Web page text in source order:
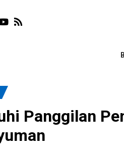
Panggilan